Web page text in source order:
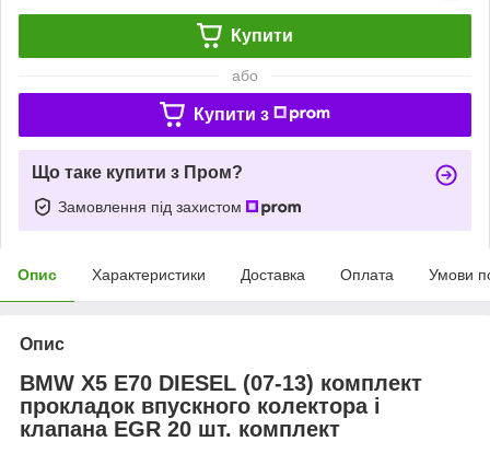
Купити
або
Купити з
Що таке купити з Пром?
Замовлення під захистом
Опис Характеристики Доставка Оплата Умови
Опис
BMW X5 E70 DIESEL (07-13) комплект
прокладок впускного колектора і
клапана EGR 20 шт. комплект